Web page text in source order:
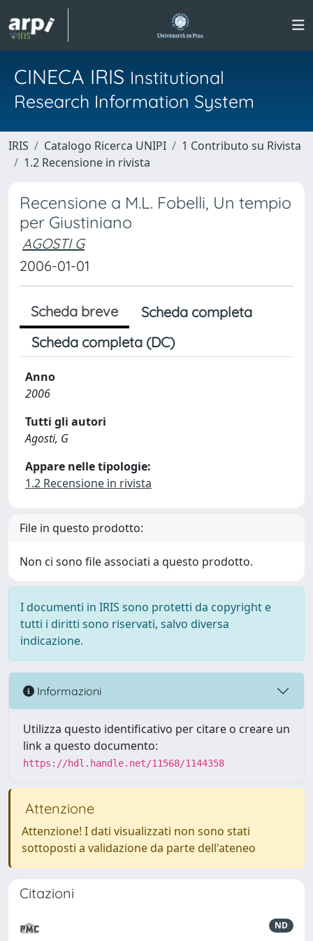
CINECA IRIS Institutional
Research Information System
IRIS Catalogo Ricerca UNIPI
1 Contributo su Rivista
1.2 Recensione in rivista
Recensione a M.L. Fobelli, Un tempio
per Giustiniano
AGOSTI G
2006-01-01
Scheda breve
Scheda completa
Scheda completa (DC)
Anno
2006
Tutti gli autori
Agosti, G
Appare nelle tipologie:
1.2 Recensione in rivista
File in questo prodotto:
Non ci sono file associati a questo prodotto.
I documenti in IRIS sono protetti da copyright e
tutti i diritti sono riservati, salvo diversa
indicazione.
Informazioni
Utilizza questo identificativo per citare o creare un
link a questo documento:
https://hdl.handle.net/11568/1144358
Attenzione
Attenzione! I dati visualizzati non sono stati
sottoposti a validazione da parte dell'ateneo
Citazioni
ND